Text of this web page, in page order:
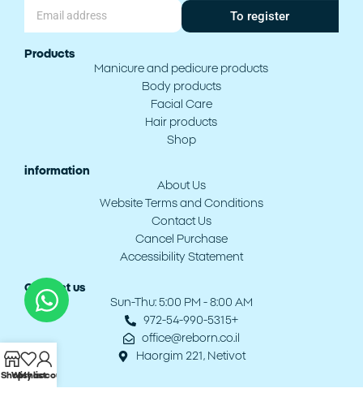
To register
Products
Manicure and pedicure products
Body products
Facial Care
Hair products
Shop
information
About Us
Website Terms and Conditions
Contact Us
Cancel Purchase
Accessibility Statement
Contact us
Sun-Thu: 5:00 PM - 8:00 AM
972-54-990-5315+
office@reborn.co.il
Haorgim 221, Netivot
ShopWishlist
My account